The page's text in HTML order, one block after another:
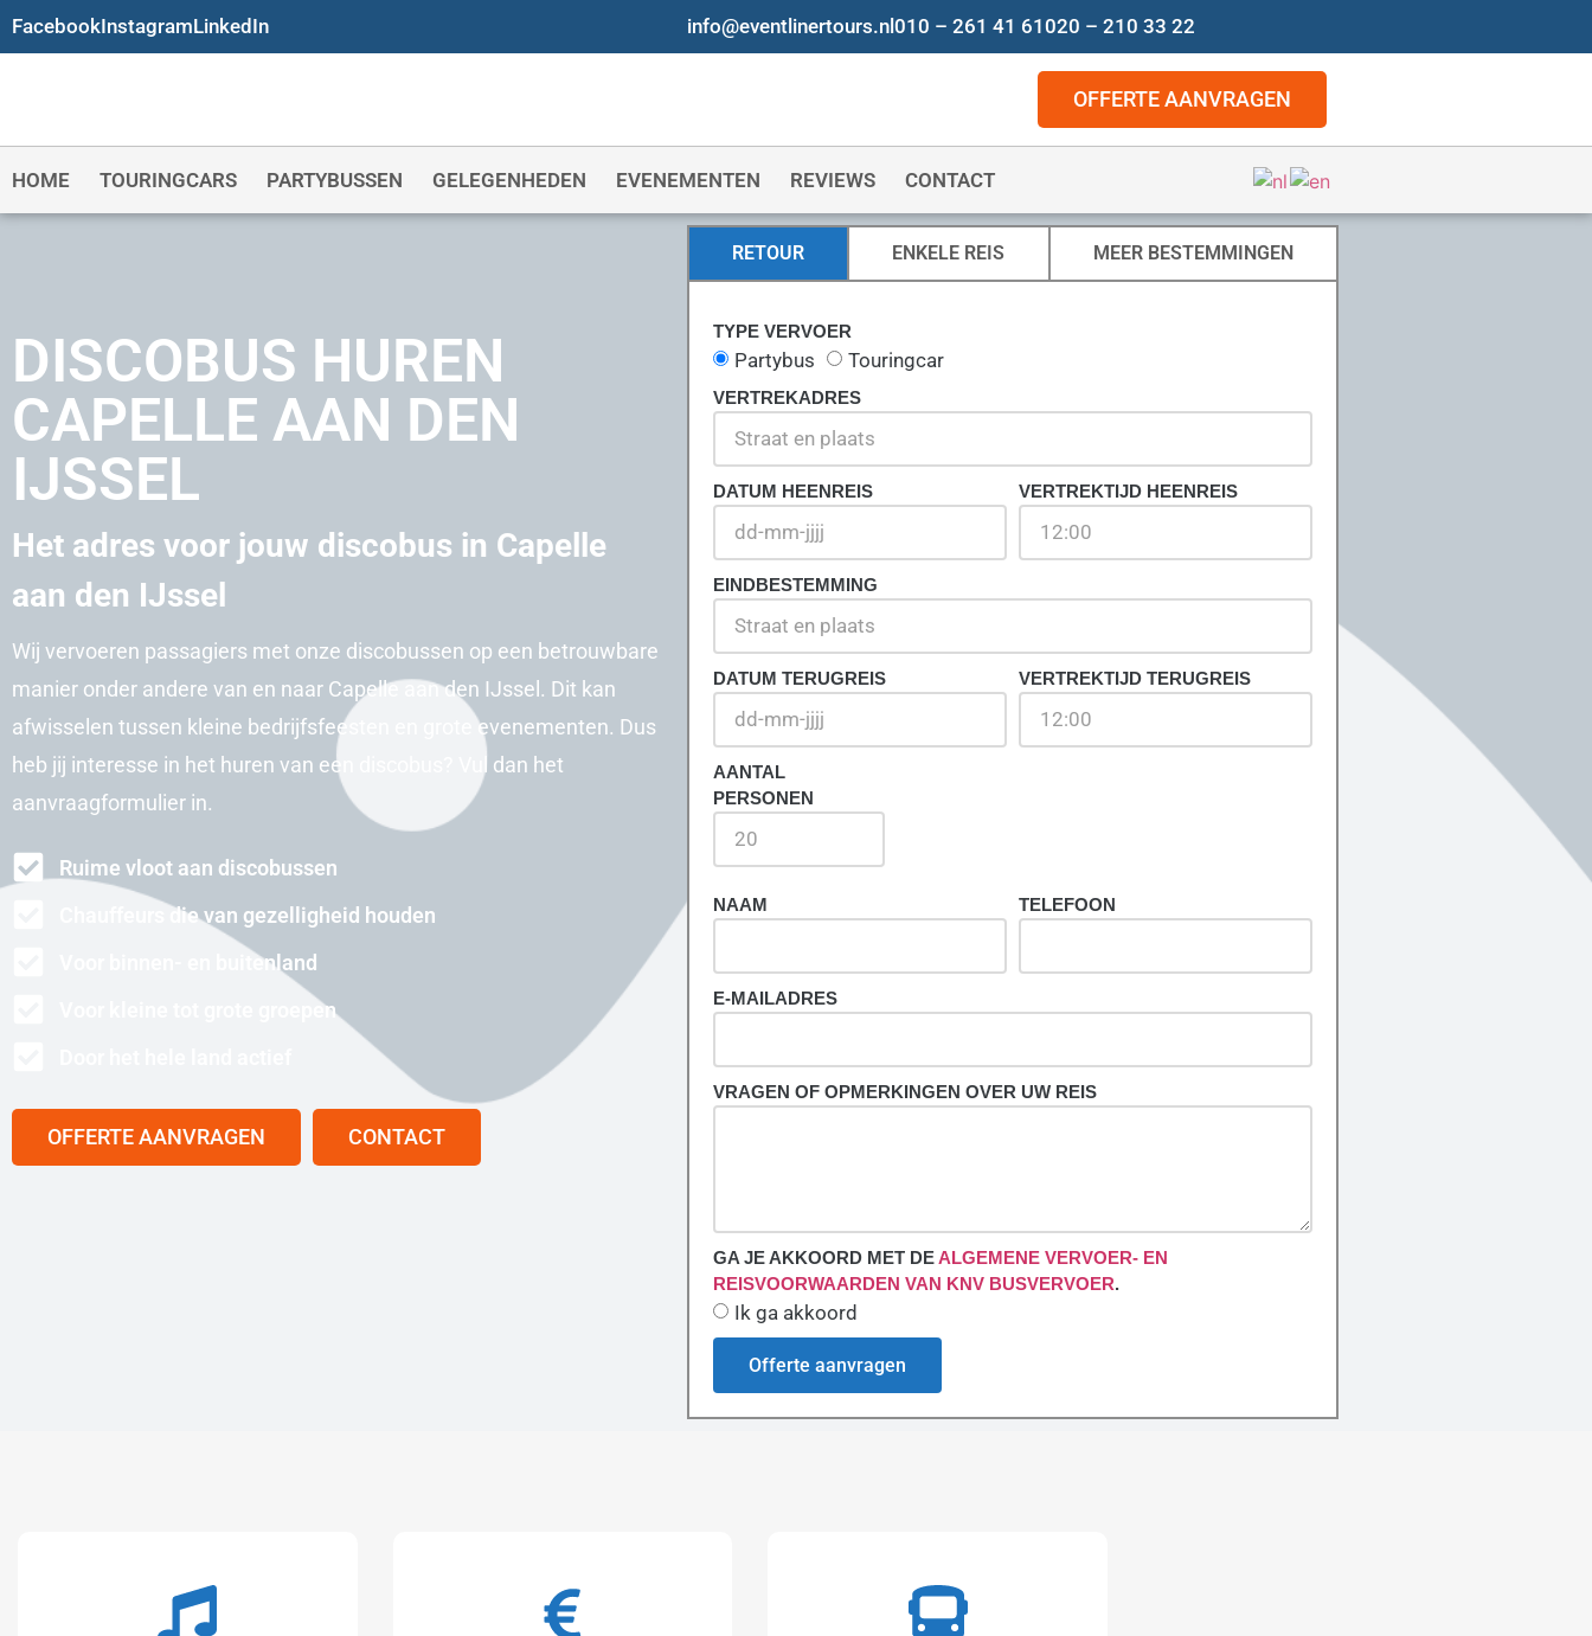
FacebookInstagramLinkedIn info@eventlinertours.nl 010 – 261 41 61020 – 210 33 22
OFFERTE AANVRAGEN
HOME TOURINGCARS PARTYBUSSEN GELEGENHEDEN EVENEMENTEN REVIEWS CONTACT
DISCOBUS HUREN
CAPELLE AAN DEN
IJSSEL
Het adres voor jouw discobus in Capelle
aan den IJssel
Wij vervoeren passagiers met onze discobussen op een betrouwbare
manier onder andere van en naar Capelle aan den IJssel. Dit kan
afwisselen tussen kleine bedrijfsfeesten en grote evenementen. Dus
heb jij interesse in het huren van een discobus? Vul dan het
aanvraagformulier in.
Ruime vloot aan discobussen
Chauffeurs die van gezelligheid houden
Voor binnen- en buitenland
Voor kleine tot grote groepen
OFFERTE AANVRAGEN CONTACT
RETOUR ENKELE REIS MEER BESTEMMINGEN
TYPE VERVOER
Partybus Touringcar
VERTREKADRES
DATUM HEENREIS VERTREKTIJD HEENREIS
EINDBESTEMMING
DATUM TERUGREIS VERTREKTIJD TERUGREIS
AANTAL
PERSONEN
NAAM TELEFOON
E-MAILADRES
VRAGEN OF OPMERKINGEN OVER UW REIS
GA JE AKKOORD MET DEALGEMENE VERVOER- EN
REISVOORWAARDEN VAN KNV BUSVERVOER.
Ik ga akkoord
Offerte aanvragen